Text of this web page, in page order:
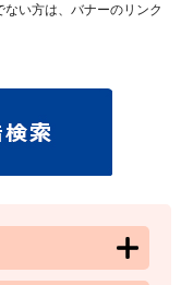
い方は、バナーのリンク